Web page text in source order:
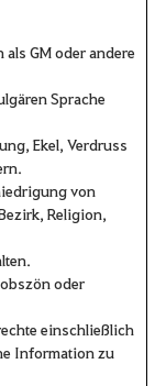
GM oder andere
Sprache
Ekel, Verdruss
von
Religion,
oder
einschließlich
Information zu